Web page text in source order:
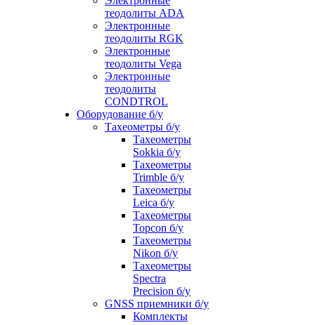
теодолиты ADA
Электронные
теодолиты RGK
Электронные
теодолиты Vega
Электронные
теодолиты
CONDTROL
Оборудование б/у
Тахеометры б/у
Тахеометры
Sokkia б/у
Тахеометры
Trimble б/у
Тахеометры
Leica б/у
Тахеометры
Topcon б/у
Тахеометры
Nikon б/у
Тахеометры
Spectra
Precision б/у
GNSS приемники б/у
Комплекты